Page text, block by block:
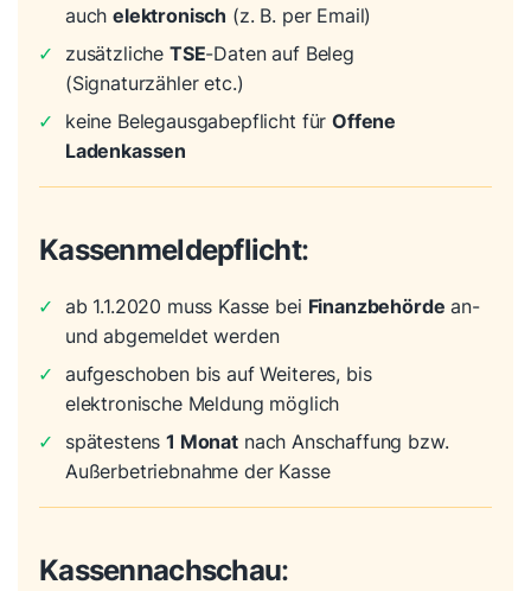
auchelektronisch (z. B. per Email)
✓ zusätzliche TSE-Daten auf Beleg
(Signaturzähler etc.)
✓ keine Belegausgabepflicht fürOffene
Ladenkassen
Kassenmeldepflicht:
✓ ab 1.1.2020 muss Kasse bei Finanzbehörde an-
und abgemeldet werden
✓ aufgeschoben bis auf Weiteres, bis
elektronische Meldung möglich
✓ spätestens1 Monatnach Anschaffung bzw.
Außerbetriebnahme der Kasse
Kassennachschau: